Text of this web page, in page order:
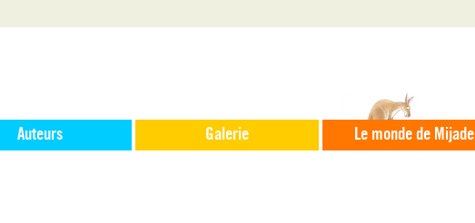
Auteurs Galerie Le monde de Mijade